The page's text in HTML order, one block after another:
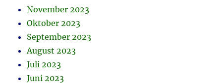
November 2023
Oktober 2023
September 2023
August 2023
Juli 2023
Juni 2023